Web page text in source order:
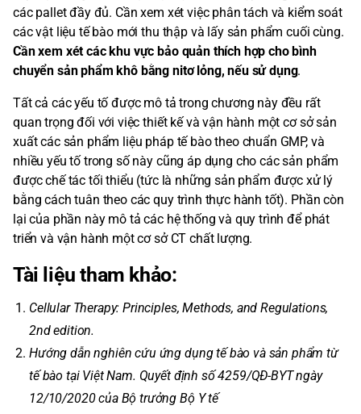
các pallet đầy đủ. Cần xem xét việc phân tách và kiểm soát
các vật liệu tế bào mới thu thập và lấy sản phẩm cuối cùng.
Cần xem xét các khu vực bảo quản thích hợp cho bình
chuyển sản phẩm khô bằng nitơ lỏng, nếu sử dụng.
Tất cả các yếu tố được mô tả trong chương này đều rất
quan trọng đối với việc thiết kế và vận hành một cơ sở sản
xuất các sản phẩm liệu pháp tế bào theo chuẩn GMP, và
nhiều yếu tố trong số này cũng áp dụng cho các sản phẩm
được chế tác tối thiểu (tức là những sản phẩm được xử lý
bằng cách tuân theo các quy trình thực hành tốt). Phần còn
lại của phần này mô tả các hệ thống và quy trình để phát
triển và vận hành một cơ sở CT chất lượng.
Tài liệu tham khảo:
Cellular Therapy: Principles, Methods, and Regulations,
2nd edition.
Hướng dẫn nghiên cứu ứng dụng tế bào và sản phẩm từ
tế bào tại Việt Nam. Quyết định số 4259/QĐ-BYT ngày
12/10/2020 của Bộ trưởng Bộ Y tế